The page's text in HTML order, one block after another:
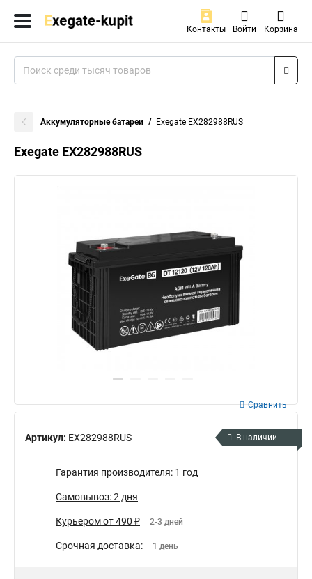
Контакты Войти Корзина
Аккумуляторные батареи Exegate EX282988RUS
Exegate EX282988RUS
Артикул: EX282988RUS
Сравнить
В наличии
Гарантия производителя: 1 год
Самовывоз: 2 дня
Курьером от 490 ₽ 2-3 дней
Срочная доставка: 1 день